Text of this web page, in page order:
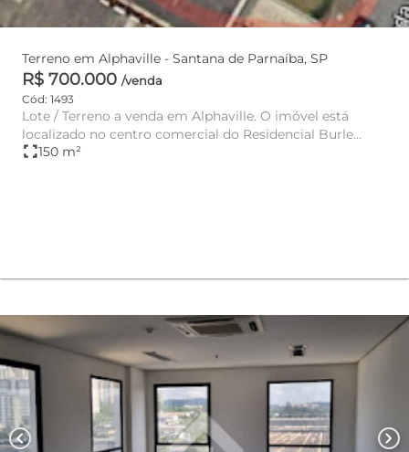
Terreno em Alphaville - Santana de Parnaíba, SP
R$ 700.000 /venda
Cód: 1493
Lote / Terreno a venda em Alphaville. O imóvel está
localizado no centro comercial do Residencial Burle
Marx, que s...
fullscreen150 m²
chevron_left chevron_right